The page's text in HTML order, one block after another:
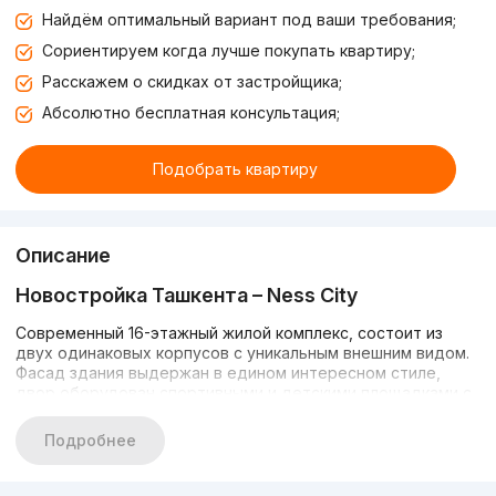
Найдём оптимальный вариант под ваши требования;
Сориентируем когда лучше покупать квартиру;
Расскажем о скидках от застройщика;
Абсолютно бесплатная консультация;
Подобрать квартиру
Описание
Новостройка Ташкента – Ness City
Современный 16-этажный жилой комплекс, состоит из
двух одинаковых корпусов с уникальным внешним видом.
Фасад здания выдержан в едином интересном стиле,
двор оборудован спортивными и детскими площадками с
Подробнее